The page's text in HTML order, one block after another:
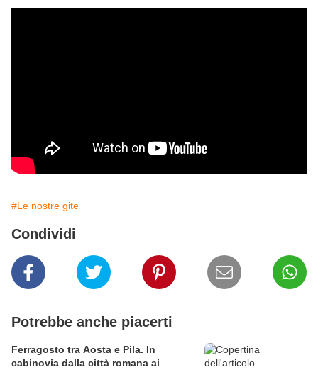
#Le nostre gite
Condividi
Potrebbe anche piacerti
Ferragosto tra Aosta e Pila. In
cabinovia dalla città romana ai